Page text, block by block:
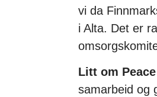
vi da
i Alta. Det er
Litt om
samarbeid og